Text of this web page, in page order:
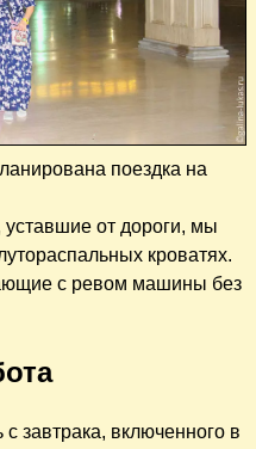
поездка на
от дороги, мы
кроватях.
с ревом машины без
завтрака, включенного в